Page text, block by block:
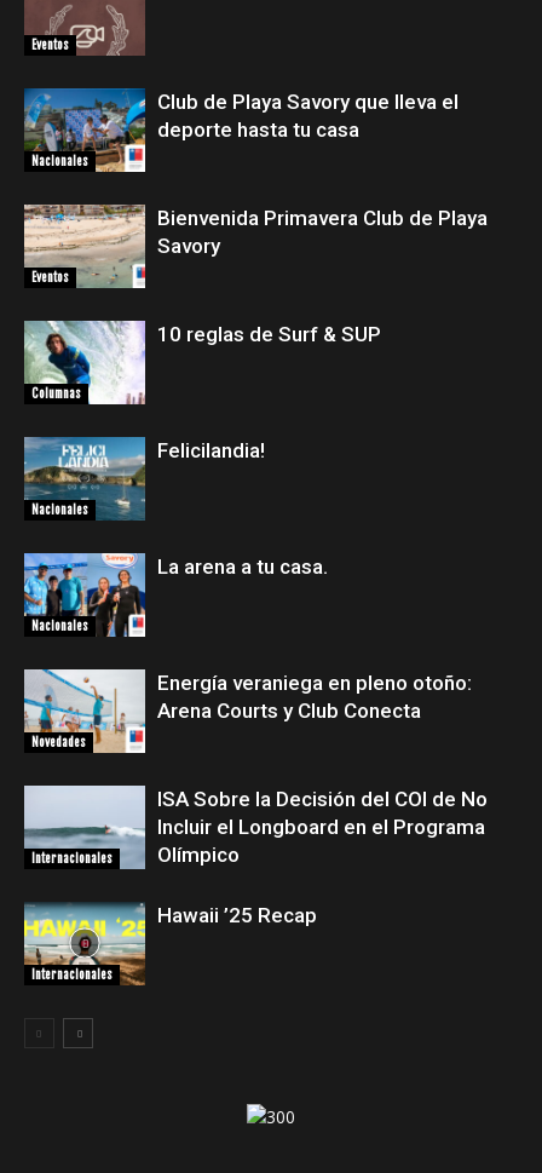
Eventos
Nacionales
Club de Playa Savory que lleva el
deporte hasta tu casa
Eventos
Bienvenida Primavera Club de Playa
Savory
Columnas
10 reglas de Surf & SUP
Nacionales
Felicilandia!
Nacionales
La arena a tu casa.
Novedades
Energía veraniega en pleno otoño:
Arena Courts y Club Conecta
Internacionales
ISA Sobre la Decisión del COI de No
Incluir el Longboard en el Programa
Olímpico
Internacionales
Hawaii ’25 Recap